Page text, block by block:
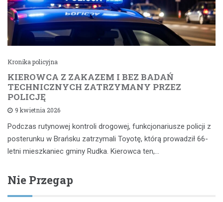
Kronika policyjna
KIEROWCA Z ZAKAZEM I BEZ BADAŃ
TECHNICZNYCH ZATRZYMANY PRZEZ
POLICJĘ
9 kwietnia 2026
Podczas rutynowej kontroli drogowej, funkcjonariusze policji z
posterunku w Brańsku zatrzymali Toyotę, którą prowadził 66-
letni mieszkaniec gminy Rudka. Kierowca ten,…
Nie Przegap